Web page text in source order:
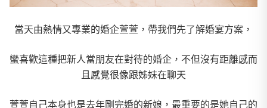
當天由熱情又專業的婚企萱萱，帶我們先了解婚宴方案，
蠻喜歡這種把新人當朋友在對待的婚企，不但沒有距離感而
且感覺很像跟姊妹在聊天
萱萱自己本身也是去年剛完婚的新娘，最重要的是她自己的